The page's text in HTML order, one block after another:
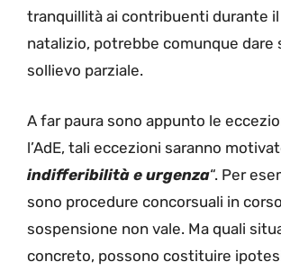
tranquillità ai contribuenti durante
natalizio, potrebbe comunque dare
sollievo parziale.
A far paura sono appunto le
l’AdE, tali eccezioni saranno
indifferibilità e urgenza“. Per
sono procedure concorsuali in
sospensione non vale. Ma quali
concreto, possono costituire